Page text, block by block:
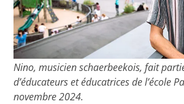
Nino, musicien schaerbeekois, fait
d’éducateurs et éducatrices de l’école
novembre 2024.